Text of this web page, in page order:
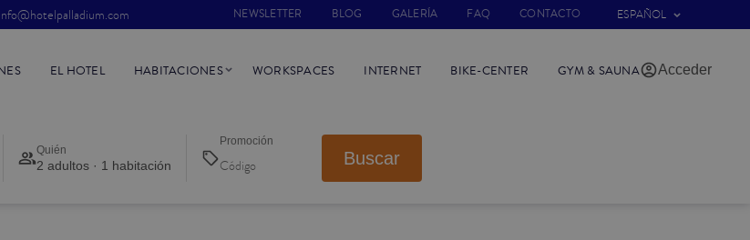
info@hotelpalladium.com NEWSLETTER BLOG GALERÍA FAQ CONTACTO ESPAÑOL
EL HOTEL HABITACIONES WORKSPACES INTERNET BIKE-CENTER GYM & SAUNA Acceder
Quién
2 adultos · 1 habitación
Promoción
Buscar